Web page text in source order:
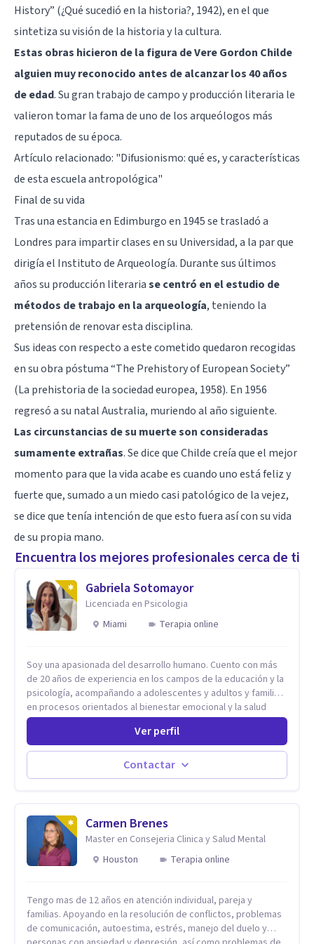
History” (¿Qué sucedió en la historia?, 1942), en el que
sintetiza su visión de la historia y la cultura.
Estas obras hicieron de la figura de Vere Gordon Childe
alguien muy reconocido antes de alcanzar los 40 años
de edad. Su gran trabajo de campo y producción literaria le
valieron tomar la fama de uno de los arqueólogos más
reputados de su época.
Artículo relacionado: "Difusionismo: qué es, y características
de esta escuela antropológica"
Final de su vida
Tras una estancia en Edimburgo en 1945 se trasladó a
Londres para impartir clases en su Universidad, a la par que
dirigía el Instituto de Arqueología. Durante sus últimos
años su producción literariase centró en el estudio de
métodos de trabajo en la arqueología, teniendo la
pretensión de renovar esta disciplina.
Sus ideas con respecto a este cometido quedaron recogidas
en su obra póstuma “The Prehistory of European Society”
(La prehistoria de la sociedad europea, 1958). En 1956
regresó a su natal Australia, muriendo al año siguiente.
Las circunstancias de su muerte son consideradas
sumamente extrañas. Se dice que Childe creía que el mejor
momento para que la vida acabe es cuando uno está feliz y
fuerte que, sumado a un miedo casi patológico de la vejez,
se dice que tenía intención de que esto fuera así con su vida
de su propia mano.
Encuentra los mejores profesionales cerca de ti
Gabriela Sotomayor
Licenciada en Psicologia
Miami
Terapia online
Soy una apasionada del desarrollo humano. Cuento con más
de 20 años de experiencia en los campos de la educación y la
psicología, acompañando a adolescentes y adultos y familias
en procesos orientados al bienestar emocional y la salud
mental. Mi visión es contribuir, a través de mi trabajo, a que
las personas accedan a una vida más digna, plena y con
sentido. Considero que esto es posible cuando
desarrollamos una mayor conciencia de nuestro mundo
interior y de la manera en que nuestras experiencias influyen
basado en la comprensión, la compasión y el respeto por el
ritmo de cada persona. Integro conocimientos y herramientas
de la psicología con un enfoque informado en trauma para
ayudar a mis clientes a comprender sus conflictos internos,
resiliencia y bienestar. Creo profundamente en la
autoconciencia como un camino fundamental para la
transformación personal y para construir una vida más
Ver perfil
Contactar
Carmen Brenes
Master en Consejeria Clinica y Salud Mental
Houston
Terapia online
Tengo mas de 12 años en atención individual, pareja y
familias. Apoyando en la resolución de conflictos, problemas
de comunicación, autoestima, estrés, manejo del duelo y